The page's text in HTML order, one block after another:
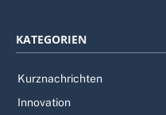
KATEGORIEN
Kurznachrichten
Innovation